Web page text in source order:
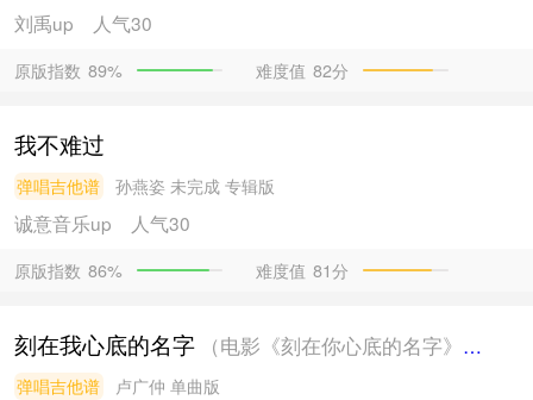
刘禹up 人气30
原版指数 89% 难度值 82分
我不难过
弹唱吉他谱 孙燕姿 未完成 专辑版
诚意音乐up 人气30
原版指数 86% 难度值 81分
刻在我心底的名字 （电影《刻在你心底的名字》主题曲）
弹唱吉他谱 卢广仲 单曲版